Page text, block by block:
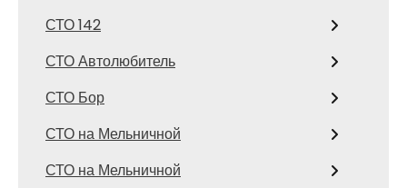
СТО 142
СТО Автолюбитель
СТО Бор
СТО на Мельничной
СТО на Мельничной